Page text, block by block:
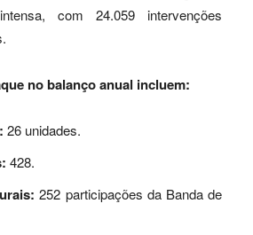
com 24.059 intervenções
no balanço anual incluem:
26 unidades.
428.
252 participações da Banda de